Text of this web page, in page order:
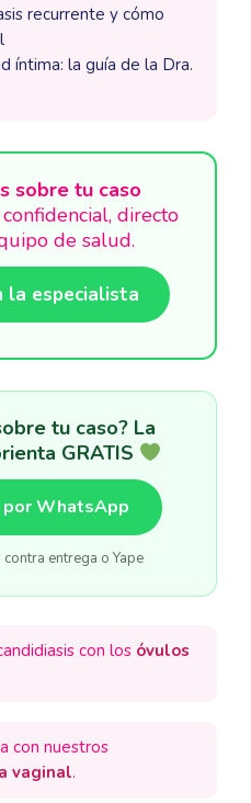
recurrente y cómo
íntima: la guía de la Dra.
sobre tu caso
directo
de salud.
la especialista
tu caso? La
GRATIS
por WhatsApp
contra entrega o Yape
con los óvulos
con nuestros
vaginal.